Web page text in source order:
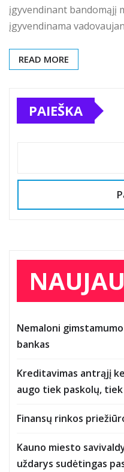
įgyvendinant bandomąjį
įgyvendinama
READ MORE
PAIEŠKA
Nemaloni
bankas
Kreditavimas antrąjį
augo tiek paskolų,
Finansų rinkos
Kauno miesto
uždarys sudėtingas